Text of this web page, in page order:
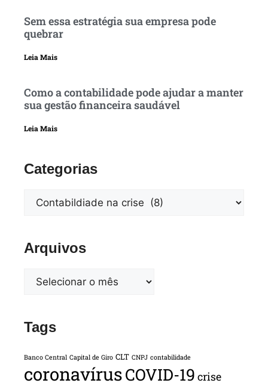
Sem essa estratégia sua empresa pode
quebrar
Leia Mais
Como a contabilidade pode ajudar a manter
sua gestão financeira saudável
Leia Mais
Categorias
Arquivos
Tags
Banco Central Capital de Giro CLT CNPJ contabilidade
coronavírusCOVID-19 crise